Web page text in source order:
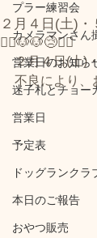
プラー練習会
カメラマンさん
営業日のお知ら
迷子札とチョー
営業日
予定表
ドッグランクラ
本日のご報告
おやつ販売
２月４日(土)
🙇‍♀️🐶🐶😢⤵️⤵️
２月４日(土)
不良により、